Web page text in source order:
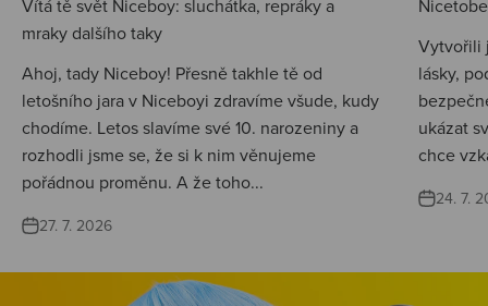
Vítá tě svět Niceboy: sluchátka, repráky a
mraky dalšího taky
Ahoj, tady Niceboy! Přesně takhle tě od
letošního jara v Niceboyi zdravíme všude, kudy
chodíme. Letos slavíme své 10. narozeniny a
rozhodli jsme se, že si k nim věnujeme
pořádnou proměnu. A že toho...
27. 7. 2026
Vytvořili
lásky,
ukázat
chce
24. 7.